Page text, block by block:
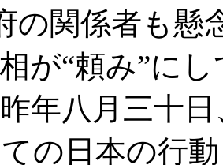
の関係者も懸
が“頼み”に
年八月三十
の日本の行